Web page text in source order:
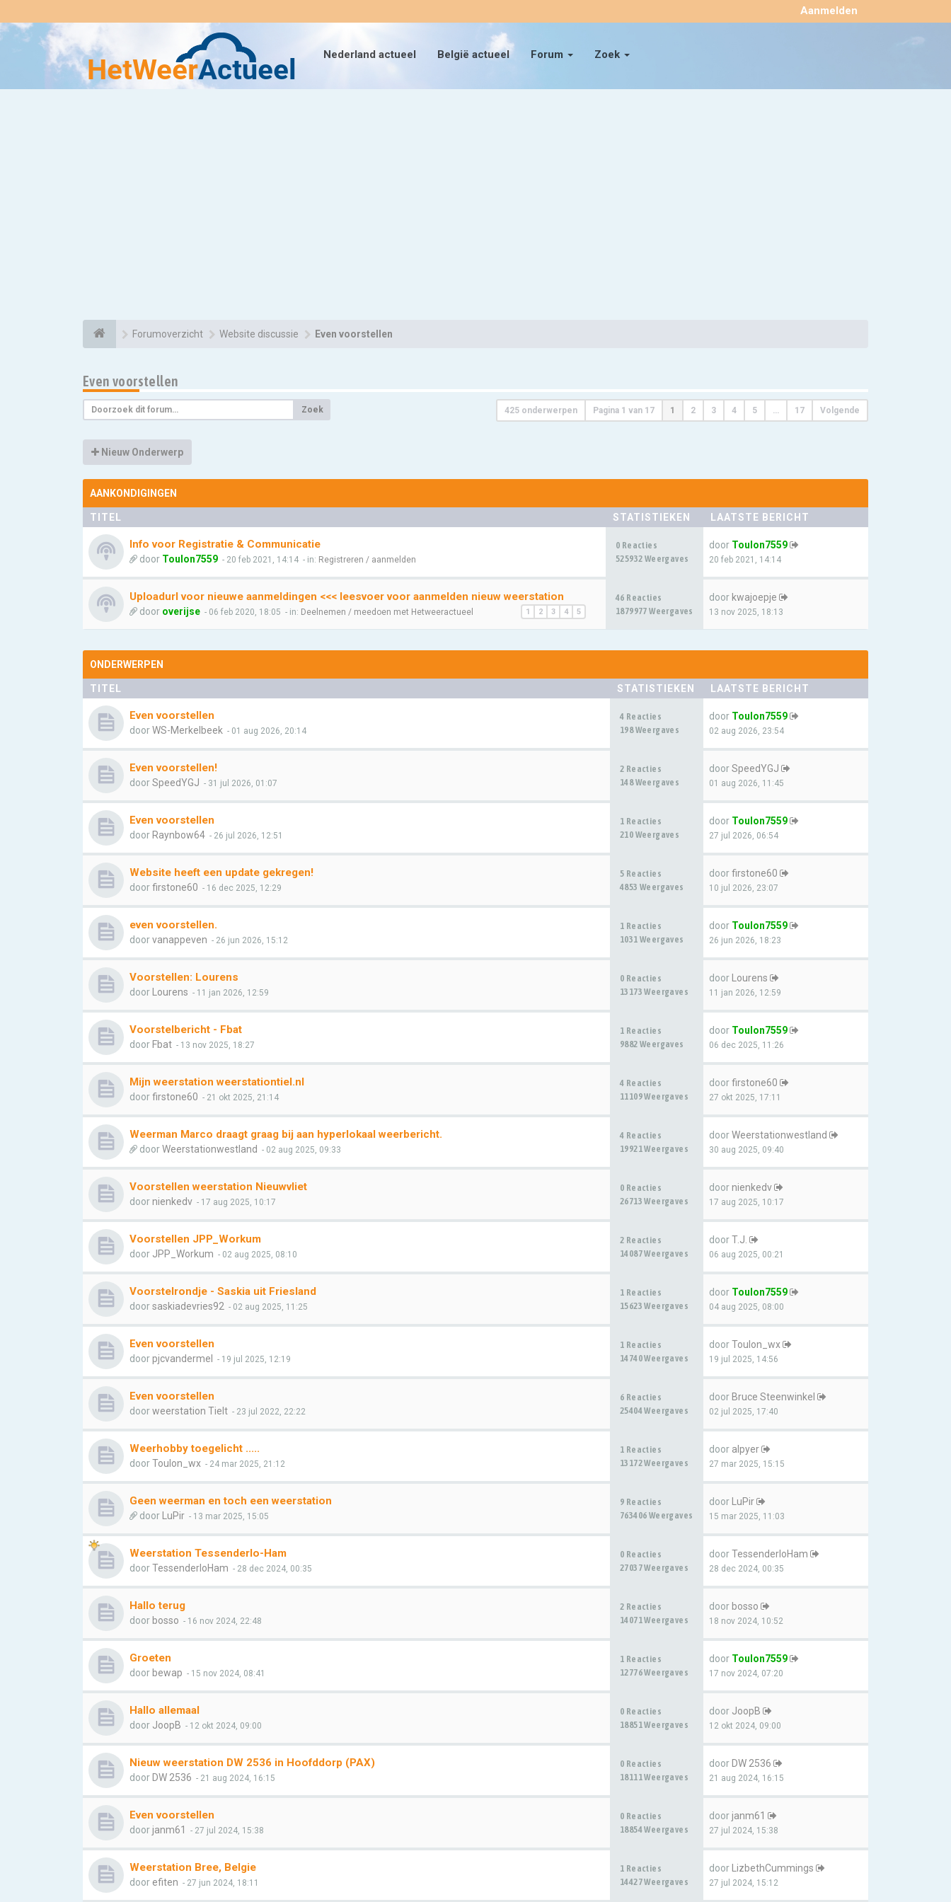
Nederland actueel België actueel Forum Zoek
Aanmelden ×
Forumoverzicht Website discussie Even voorstellen
Even voorstellen
Zoek 425 onderwerpen Pagina 1 van 17 1 2 3 4 5 … 17 Volgende
Nieuw Onderwerp
AANKONDIGINGEN
TITEL STATISTIEKEN LAATSTE BERICHT
Info voor Registratie & Communicatie
door Toulon7559 - 20 feb 2021, 14:14 - in: Registreren / aanmelden
0 Reacties
525932 Weergaves
door Toulon7559
20 feb 2021, 14:14
Uploadurl voor nieuwe aanmeldingen <<< leesvoer voor aanmelden nieuw weerstation
1 2 3 4 5
door overijse - 06 feb 2020, 18:05 - in: Deelnemen / meedoen met Hetweeractueel
46 Reacties
1879977 Weergaves
door kwajoepje
13 nov 2025, 18:13
ONDERWERPEN
TITEL STATISTIEKEN LAATSTE BERICHT
Even voorstellen
doorWS-Merkelbeek - 01 aug 2026, 20:14
4 Reacties
198 Weergaves
door Toulon7559
02 aug 2026, 23:54
Even voorstellen!
doorSpeedYGJ - 31 jul 2026, 01:07
2 Reacties
148 Weergaves
doorSpeedYGJ
01 aug 2026, 11:45
Even voorstellen
door Raynbow64 - 26 jul 2026, 12:51
1 Reacties
210 Weergaves
door Toulon7559
27 jul 2026, 06:54
Website heeft een update gekregen!
doorfirstone60 - 16 dec 2025, 12:29
5 Reacties
4853 Weergaves
doorfirstone60
10 jul 2026, 23:07
even voorstellen.
doorvanappeven - 26 jun 2026, 15:12
1 Reacties
1031 Weergaves
door Toulon7559
26 jun 2026, 18:23
Voorstellen: Lourens
door Lourens - 11 jan 2026, 12:59
0 Reacties
13173 Weergaves
door Lourens
11 jan 2026, 12:59
Voorstelbericht - Fbat
door Fbat - 13 nov 2025, 18:27
1 Reacties
9882 Weergaves
door Toulon7559
06 dec 2025, 11:26
Mijn weerstation weerstationtiel.nl
doorfirstone60 - 21 okt 2025, 21:14
4 Reacties
11109 Weergaves
doorfirstone60
27 okt 2025, 17:11
Weerman Marco draagt graag bij aan hyperlokaal weerbericht.
doorWeerstationwestland - 02 aug 2025, 09:33
4 Reacties
19921 Weergaves
doorWeerstationwestland
30 aug 2025, 09:40
Voorstellen weerstation Nieuwvliet
doornienkedv - 17 aug 2025, 10:17
0 Reacties
26713 Weergaves
doornienkedv
17 aug 2025, 10:17
Voorstellen JPP_Workum
door JPP_Workum - 02 aug 2025, 08:10
2 Reacties
14087 Weergaves
doorT.J.
06 aug 2025, 00:21
Voorstelrondje - Saskia uit Friesland
doorsaskiadevries92 - 02 aug 2025, 11:25
1 Reacties
15623 Weergaves
door Toulon7559
04 aug 2025, 08:00
Even voorstellen
doorpjcvandermel - 19 jul 2025, 12:19
1 Reacties
14740 Weergaves
doorToulon_wx
19 jul 2025, 14:56
Even voorstellen
doorweerstation Tielt - 23 jul 2022, 22:22
6 Reacties
25404 Weergaves
door Bruce Steenwinkel
02 jul 2025, 17:40
Weerhobby toegelicht .....
doorToulon_wx - 24 mar 2025, 21:12
1 Reacties
13172 Weergaves
door alpyer
27 mar 2025, 15:15
Geen weerman en toch een weerstation
door LuPir - 13 mar 2025, 15:05
9 Reacties
763406 Weergaves
door LuPir
15 mar 2025, 11:03
Weerstation Tessenderlo-Ham
doorTessenderloHam - 28 dec 2024, 00:35
0 Reacties
27037 Weergaves
doorTessenderloHam
28 dec 2024, 00:35
Hallo terug
door bosso - 16 nov 2024, 22:48
2 Reacties
14071 Weergaves
door bosso
18 nov 2024, 10:52
Groeten
door bewap - 15 nov 2024, 08:41
1 Reacties
12776 Weergaves
door Toulon7559
17 nov 2024, 07:20
Hallo allemaal
door JoopB - 12 okt 2024, 09:00
0 Reacties
18851 Weergaves
door JoopB
12 okt 2024, 09:00
Nieuw weerstation DW 2536 in Hoofddorp (PAX)
door DW 2536 - 21 aug 2024, 16:15
0 Reacties
18111 Weergaves
door DW 2536
21 aug 2024, 16:15
Even voorstellen
doorjanm61 - 27 jul 2024, 15:38
0 Reacties
18854 Weergaves
doorjanm61
27 jul 2024, 15:38
Weerstation Bree, Belgie
door efiten - 27 jun 2024, 18:11
1 Reacties
14427 Weergaves
door LizbethCummings
27 jul 2024, 15:12